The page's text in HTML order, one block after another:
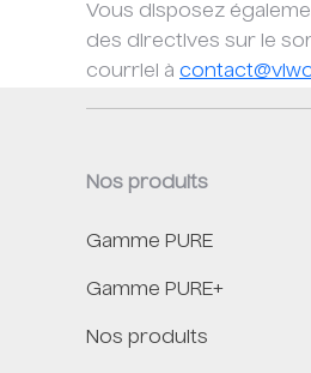
Vous disposez
des directives sur le
courriel à
Nos produits
Gamme PURE
Gamme PURE+
Nos produits